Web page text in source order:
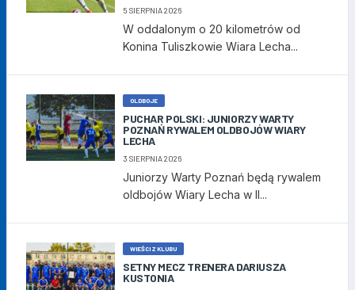
5 SIERPNIA 2026
W oddalonym o 20 kilometrów od
Konina Tuliszkowie Wiara Lecha...
OLDBOJE
PUCHAR POLSKI: JUNIORZY WARTY
POZNAŃ RYWALEM OLDBOJÓW WIARY
LECHA
3 SIERPNIA 2026
Juniorzy Warty Poznań będą rywalem
oldbojów Wiary Lecha w II...
WIEŚCI Z KLUBU
SETNY MECZ TRENERA DARIUSZA
KUSTONIA